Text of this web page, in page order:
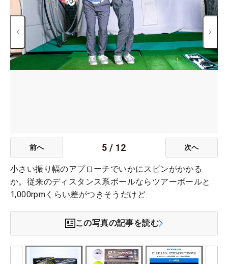
前へ 5 / 12 次へ
小さい振り幅のアプローチでいかにスピンがかかる
か。従来のディスタンス系ボールならツアーボールと
1,000rpmくらい差がつきそうだけど
この写真の記事を読む